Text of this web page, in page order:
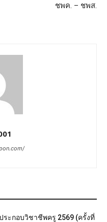
ชพค. – ชพส.
ระกอบวิชาชีพครู 2569 (ครั้งที่